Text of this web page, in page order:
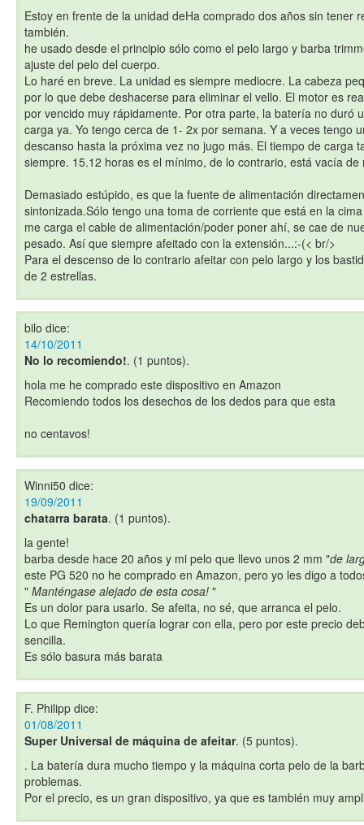
Estoy en frente de la unidad deHa comprado dos años sin tener
también.
he usado desde el principio sólo como el pelo largo y barba
ajuste del pelo del cuerpo.
Lo haré en breve. La unidad es siempre mediocre. La cabeza
por lo que debe deshacerse para eliminar el vello. El motor es
por vencido muy rápidamente. Por otra parte, la batería no duró
carga ya. Yo tengo cerca de 1- 2x por semana. Y a veces tengo
descanso hasta la próxima vez no jugo más. El tiempo de carga
siempre. 15.12 horas es el mínimo, de lo contrario, está vacía de
Demasiado estúpido, es que la fuente de alimentación
sintonizada.Sólo tengo una toma de corriente que está en la
me carga el cable de alimentación/poder poner ahí, se cae de
pesado. Así que siempre afeitado con la extensión...:-(< br/>
Para el descenso de lo contrario afeitar con pelo largo y los
de 2 estrellas.
bilo dice:
14/10/2011
No lo recomiendo!. (1 puntos).
hola me he comprado este dispositivo en Amazon
Recomiendo todos los desechos de los dedos para que esta
no centavos!
Winni50 dice:
19/09/2011
chatarra barata. (1 puntos).
la gente!
barba desde hace 20 años y mi pelo que llevo unos 2 mm "de
este PG 520 no he comprado en Amazon, pero yo les digo a
" Manténgase alejado de esta cosa! "
Es un dolor para usarlo. Se afeita, no sé, que arranca el pelo.
Lo que Remington quería lograr con ella, pero por este precio
sencilla.
Es sólo basura más barata
F. Philipp dice:
01/08/2011
Super Universal de máquina de afeitar. (5 puntos).
. La batería dura mucho tiempo y la máquina corta pelo de la
problemas.
Por el precio, es un gran dispositivo, ya que es también muy